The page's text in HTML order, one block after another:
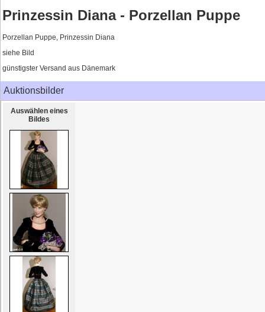
Prinzessin Diana - Porzellan Puppe
Porzellan Puppe, Prinzessin Diana
siehe Bild
günstigster Versand aus Dänemark
Auktionsbilder
Auswählen eines
Bildes